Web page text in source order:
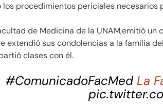
los procedimientos periciales necesarios
de Medicina de la UNAM,emitió
extendió sus condolencias a la familia
clases con él.
#ComunicadoFacMedLa